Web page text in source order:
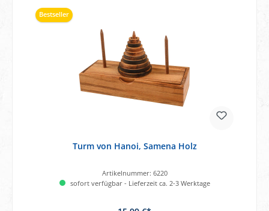
Bestseller
Turm von Hanoi, Samena Holz
Artikelnummer: 6220
sofort verfügbar - Lieferzeit ca. 2-3 Werktage